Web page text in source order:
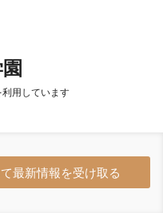
用しています
最新情報を受け取る